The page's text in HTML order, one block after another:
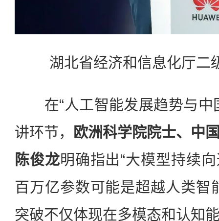
湖北省经济和信息化厅二
在“人工智能发展趋势与中
讲环节，
欧洲科学院院士、中
陈俊龙明确指出“大模型持续
百万亿参数可能是超越人类智
突破不仅体现在多模态和认知